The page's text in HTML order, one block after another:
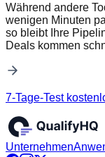
Während andere
wenigen Minuten
so bleibt Ihre
Deals kommen
7-Tage-Test
Unternehmen